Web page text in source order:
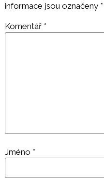
informace jsou označeny *
Komentář *
Jméno *